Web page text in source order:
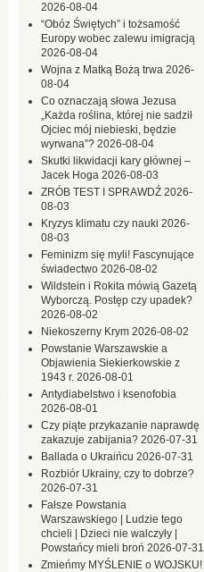
2026-08-04
“Obóz Świętych” i tożsamość
Europy wobec zalewu imigracją
2026-08-04
Wojna z Matką Bożą trwa 2026-
08-04
Co oznaczają słowa Jezusa
„Każda roślina, której nie sadził
Ojciec mój niebieski, będzie
wyrwana”? 2026-08-04
Skutki likwidacji kary głównej –
Jacek Hoga 2026-08-03
ZRÓB TEST I SPRAWDŹ 2026-
08-03
Kryzys klimatu czy nauki 2026-
08-03
Feminizm się myli! Fascynujące
świadectwo 2026-08-02
Wildstein i Rokita mówią Gazetą
Wyborczą. Postęp czy upadek?
2026-08-02
Niekoszerny Krym 2026-08-02
Powstanie Warszawskie a
Objawienia Siekierkowskie z
1943 r. 2026-08-01
Antydiabelstwo i ksenofobia
2026-08-01
Czy piąte przykazanie naprawdę
zakazuje zabijania? 2026-07-31
Ballada o Ukraińcu 2026-07-31
Rozbiór Ukrainy, czy to dobrze?
2026-07-31
Fałsze Powstania
Warszawskiego | Ludzie tego
chcieli | Dzieci nie walczyły |
Powstańcy mieli broń 2026-07-31
Zmieńmy MYŚLENIE o WOJSKU!